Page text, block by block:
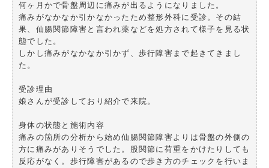
何ヶ月かで骨盤周辺に痛みが出るようになりました。
痛みがなかなか引かなかったため整形外科に受診。その結
果、仙腸関節障害と言われ薬などを処方されて様子を見る状
態でした。
しかし痛みがなかなか引かず、歩行障害まで起きてきまし
た。
受診理由
娘さんが受診しており紹介で来院。
身体の状態と施術内容
痛みの箇所の分析から始め仙腸関節障害よりは骨盤の外側の
方に痛みがありそうでした。股関節に荷重をかけたりしても
反応がなく。歩行障害があるので歩き方のチェックを行いま